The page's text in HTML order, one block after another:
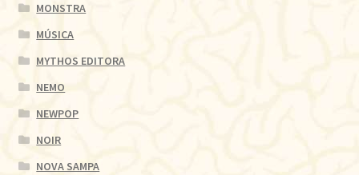
MONSTRA
MÚSICA
MYTHOS EDITORA
NEMO
NEWPOP
NOIR
NOVA SAMPA